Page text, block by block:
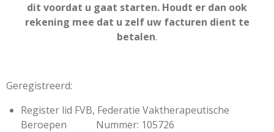
dit voordat u gaat starten. Houdt er dan ook
rekening mee dat u zelf uw facturen dient te
betalen.
Geregistreerd:
Register lid FVB, Federatie Vaktherapeutische
Beroepen Nummer: 105726